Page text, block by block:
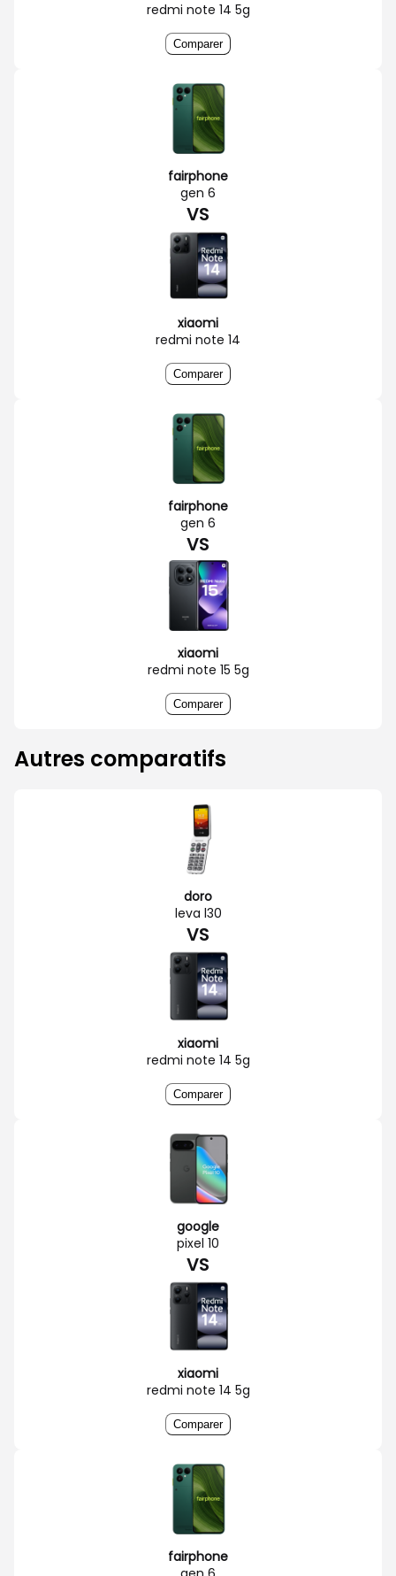
redmi note 14 5g
Comparer
fairphone
gen 6
VS
xiaomi
redmi note 14
Comparer
fairphone
gen 6
VS
xiaomi
redmi note 15 5g
Comparer
Autres comparatifs
doro
leva l30
VS
xiaomi
redmi note 14 5g
Comparer
google
pixel 10
VS
xiaomi
redmi note 14 5g
Comparer
fairphone